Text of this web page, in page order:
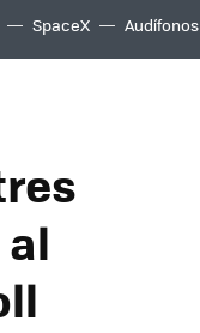
SpaceX Audífonos